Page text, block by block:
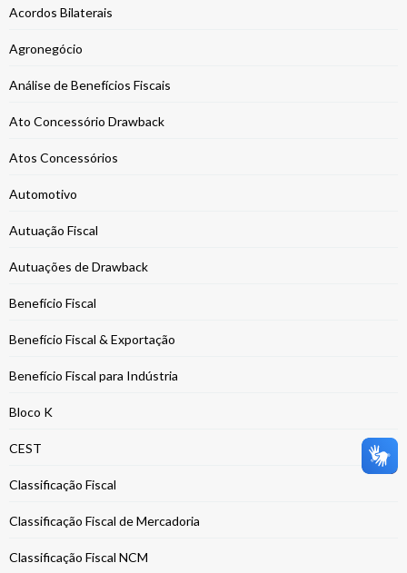
Acordos Bilaterais
Agronegócio
Análise de Benefícios Fiscais
Ato Concessório Drawback
Atos Concessórios
Automotivo
Autuação Fiscal
Autuações de Drawback
Benefício Fiscal
Benefício Fiscal & Exportação
Benefício Fiscal para Indústria
Bloco K
CEST
Classificação Fiscal
Classificação Fiscal de Mercadoria
Classificação Fiscal NCM